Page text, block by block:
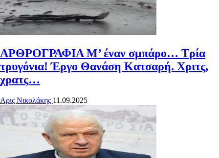
ΑΡΘΡΟΓΡΑΦΙΑ Μ’ έναν σμπάρο… Τρία
τρυγόνια! Έργο Θανάση Κατσαρή. Χριτς,
χρατς…
Αρις Νικολάκης 11.09.2025